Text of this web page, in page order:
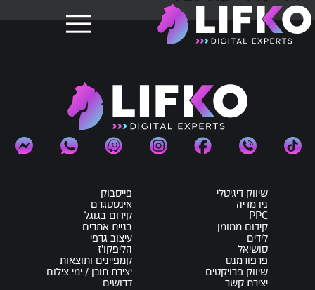
שיווק דיגיטלי
ניו מדיה
PPC
קידום ממומן
לידים
סושיאל
פרפורמנס
שיווק פרויקטים
יצירת קשר
פייסבוק
אינסטגרם
קידום בגוגל
בניית אתרים
עיצוב גרפי
הליפקו'ז
קמפיינים ותוצאות
יצירת תוכן / ימי צילום
דרושים